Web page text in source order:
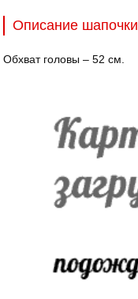
Описание шапочки
Обхват головы – 52 см.